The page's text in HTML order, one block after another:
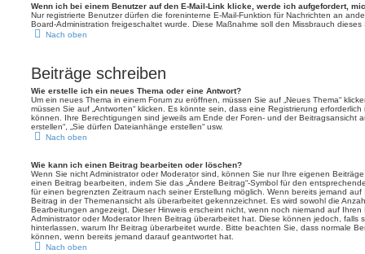
Wenn ich bei einem Benutzer auf den E-Mail-Link klicke, werde ich aufgefordert,
Nur registrierte Benutzer dürfen die foreninterne E-Mail-Funktion für Nachrichten an
Board-Administration freigeschaltet wurde. Diese Maßnahme soll den Missbrauch
Nach oben
Beiträge schreiben
Wie erstelle ich ein neues Thema oder eine Antwort?
Um ein neues Thema in einem Forum zu eröffnen, müssen Sie auf „Neues Thema“
müssen Sie auf „Antworten“ klicken. Es könnte sein, dass eine Registrierung
können. Ihre Berechtigungen sind jeweils am Ende der Foren- und der Beitragsansicht
erstellen“, „Sie dürfen Dateianhänge erstellen“ usw.
Nach oben
Wie kann ich einen Beitrag bearbeiten oder löschen?
Wenn Sie nicht Administrator oder Moderator sind, können Sie nur Ihre eigenen
einen Beitrag bearbeiten, indem Sie das „Ändere Beitrag“-Symbol für den
für einen begrenzten Zeitraum nach seiner Erstellung möglich. Wenn bereits jemand
Beitrag in der Themenansicht als überarbeitet gekennzeichnet. Es wird sowohl die
Bearbeitungen angezeigt. Dieser Hinweis erscheint nicht, wenn noch niemand auf
Administrator oder Moderator Ihren Beitrag überarbeitet hat. Diese können jedoch, falls
hinterlassen, warum Ihr Beitrag überarbeitet wurde. Bitte beachten Sie, dass normale
können, wenn bereits jemand darauf geantwortet hat.
Nach oben